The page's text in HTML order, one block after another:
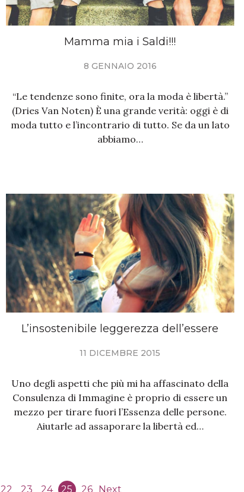
Mamma mia i Saldi!!!
8 GENNAIO 2016
“Le tendenze sono finite, ora la moda è libertà.”
(Dries Van Noten) È una grande verità: oggi è di
moda tutto e l’incontrario di tutto. Se da un lato
abbiamo…
L’insostenibile leggerezza dell’essere
11 DICEMBRE 2015
Uno degli aspetti che più mi ha affascinato della
Consulenza di Immagine è proprio di essere un
mezzo per tirare fuori l’Essenza delle persone.
Aiutarle ad assaporare la libertà ed…
22 23 24 25 26 Next